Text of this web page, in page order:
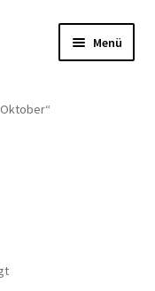
Menü
Nach